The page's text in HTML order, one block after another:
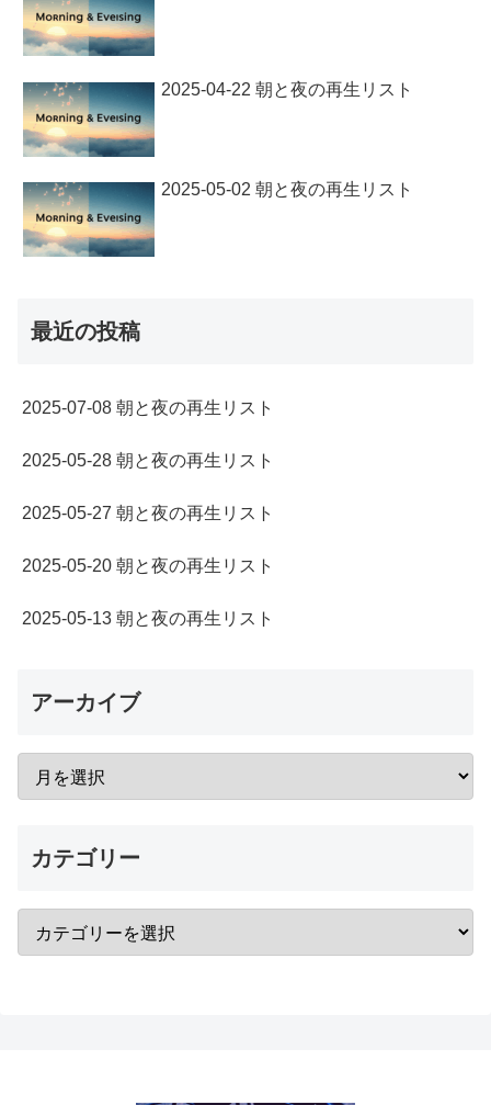
2025-04-22 朝と夜の再生リスト
2025-05-02 朝と夜の再生リスト
最近の投稿
2025-07-08 朝と夜の再生リスト
2025-05-28 朝と夜の再生リスト
2025-05-27 朝と夜の再生リスト
2025-05-20 朝と夜の再生リスト
2025-05-13 朝と夜の再生リスト
アーカイブ
カテゴリー